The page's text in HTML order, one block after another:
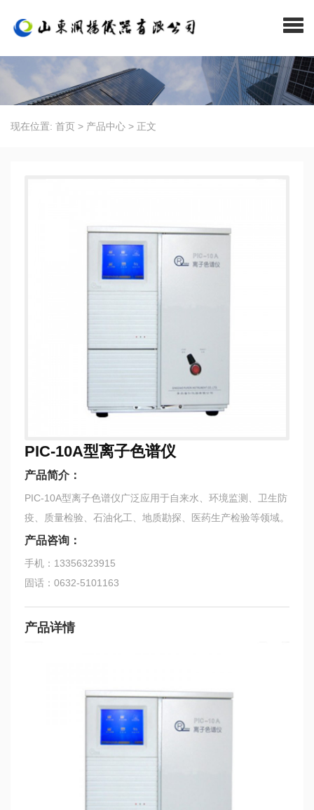
现在位置: 首页 > 产品中心 > 正文
PIC-10A型离子色谱仪
产品简介：
PIC-10A型离子色谱仪广泛应用于自来水、环境监测、卫生防
疫、质量检验、石油化工、地质勘探、医药生产检验等领域。
产品咨询：
手机：13356323915
固话：0632-5101163
产品详情